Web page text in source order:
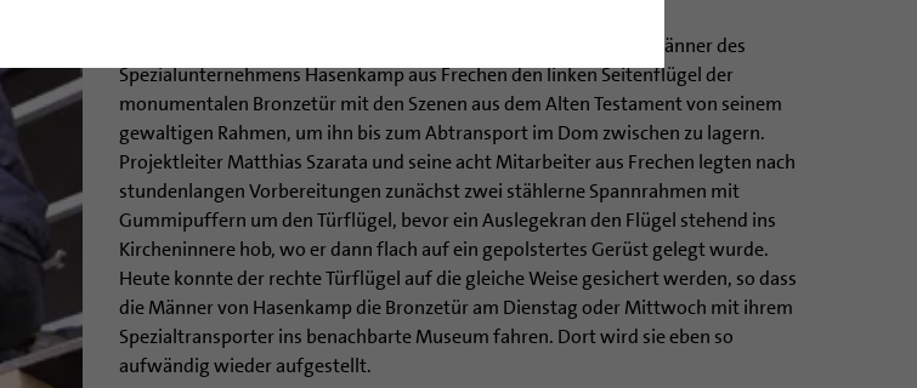
Zuerst fiel das Alte Testament. Am gestrigen Montag lösten die Männer des
Spezialunternehmens Hasenkamp aus Frechen den linken Seitenflügel der
monumentalen Bronzetür mit den Szenen aus dem Alten Testament von seinem
gewaltigen Rahmen, um ihn bis zum Abtransport im Dom zwischen zu lagern.
Projektleiter Matthias Szarata und seine acht Mitarbeiter aus Frechen legten nach
stundenlangen Vorbereitungen zunächst zwei stählerne Spannrahmen mit
Gummipuffern um den Türflügel, bevor ein Auslegekran den Flügel stehend ins
Kircheninnere hob, wo er dann flach auf ein gepolstertes Gerüst gelegt wurde.
Heute konnte der rechte Türflügel auf die gleiche Weise gesichert werden, so dass
die Männer von Hasenkamp die Bronzetür am Dienstag oder Mittwoch mit ihrem
Spezialtransporter ins benachbarte Museum fahren. Dort wird sie eben so
aufwändig wieder aufgestellt.